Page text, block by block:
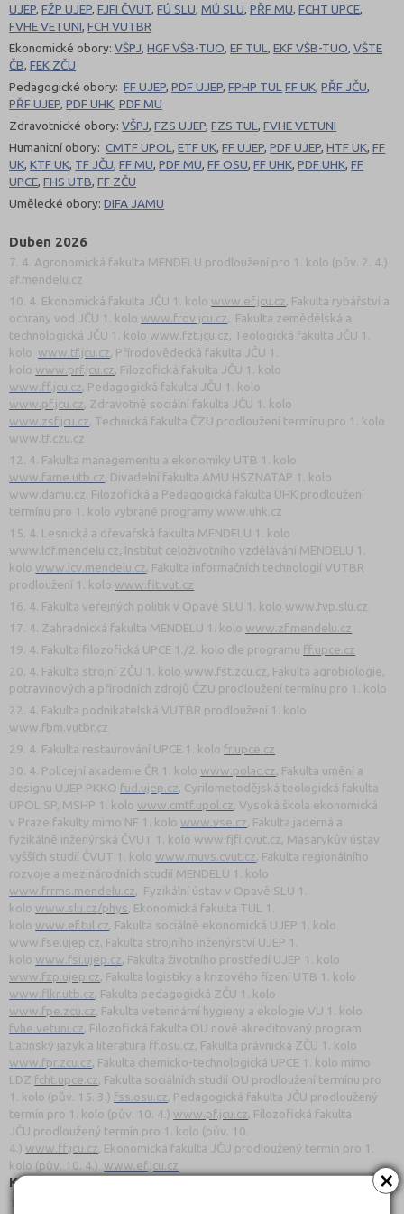
×
UJEP,FŽP UJEP,FJFI ČVUT,FÚ SLU,MÚ SLU,PŘF MU,FCHT UPCE,
FVHE VETUNI,FCH VUTBR
Ekonomické obory:VŠPJ,HGF VŠB-TUO,EF TUL,EKF VŠB-TUO,VŠTE
ČB,FEK ZČU
Pedagogické obory:FF UJEP,PDF UJEP,FPHP TULFF UK,PŘF JČU,
PŘF UJEP,PDF UHK,PDF MU
Zdravotnické obory:VŠPJ,FZS UJEP,FZS TUL,FVHE VETUNI
Humanitní obory:CMTF UPOL,ETF UK,FF UJEP,PDF UJEP,HTF UK,FF
UK,KTF UK, TF JČU,FF MU,PDF MU,FF OSU,FF UHK,PDF UHK,FF
UPCE,FHS UTB,FF ZČU
Umělecké obory:DIFA JAMU
Duben 2026
7. 4. Agronomická fakulta MENDELU prodloužení pro 1. kolo (pův. 2. 4.)
af.mendelu.cz
10. 4. Ekonomická fakulta JČU 1. kolo www.ef.jcu.cz, Fakulta rybářství a
ochrany vod JČU 1. kolo www.frov.jcu.cz, Fakulta zemědělská a
technologická JČU 1. kolo www.fzt.jcu.cz, Teologická fakulta JČU 1.
kolo www.tf.jcu.cz, Přírodovědecká fakulta JČU 1.
kolo www.prf.jcu.cz, Filozofická fakulta JČU 1. kolo
www.ff.jcu.cz, Pedagogická fakulta JČU 1. kolo
www.pf.jcu.cz, Zdravotně sociální fakulta JČU 1. kolo
www.zsf.jcu.cz, Technická fakulta ČZU prodloužení termínu pro 1. kolo
www.tf.czu.cz
12. 4. Fakulta managementu a ekonomiky UTB 1. kolo
www.fame.utb.cz, Divadelní fakulta AMU HSZNATAP 1. kolo
www.damu.cz, Filozofická a Pedagogická fakulta UHK prodloužení
termínu pro 1. kolo vybrané programy www.uhk.cz
15. 4. Lesnická a dřevařská fakulta MENDELU 1. kolo
www.ldf.mendelu.cz, Institut celoživotního vzdělávání MENDELU 1.
kolo www.icv.mendelu.cz, Fakulta informačních technologií VUTBR
prodloužení 1. kolo www.fit.vut.cz
16. 4. Fakulta veřejných politik v Opavě SLU 1. kolo www.fvp.slu.cz
17. 4. Zahradnická fakulta MENDELU 1. kolo www.zf.mendelu.cz
19. 4. Fakulta filozofická UPCE 1./2. kolo dle programu ff.upce.cz
20. 4. Fakulta strojní ZČU 1. kolo www.fst.zcu.cz, Fakulta agrobiologie,
potravinových a přírodních zdrojů ČZU prodloužení termínu pro 1. kolo
22. 4. Fakulta podnikatelská VUTBR prodloužení 1. kolo
www.fbm.vutbr.cz
29. 4. Fakulta restaurování UPCE 1. kolo fr.upce.cz
30. 4. Policejní akademie ČR 1. kolo www.polac.cz, Fakulta umění a
designu UJEP PKKO fud.ujep.cz, Cyrilometodějská teologická fakulta
UPOL SP, MSHP 1. kolo www.cmtf.upol.cz, Vysoká škola ekonomická
v Praze fakulty mimo NF 1. kolo www.vse.cz, Fakulta jaderná a
fyzikálně inženýrská ČVUT 1. kolo www.fjfi.cvut.cz, Masarykův ústav
vyšších studií ČVUT 1. kolo www.muvs.cvut.cz, Fakulta regionálního
rozvoje a mezinárodních studií MENDELU 1. kolo
www.frrms.mendelu.cz, Fyzikální ústav v Opavě SLU 1.
kolo www.slu.cz/phys, Ekonomická fakulta TUL 1.
kolo www.ef.tul.cz, Fakulta sociálně ekonomická UJEP 1. kolo
www.fse.ujep.cz, Fakulta strojního inženýrství UJEP 1.
kolo www.fsi.ujep.cz, Fakulta životního prostředí UJEP 1. kolo
www.fzp.ujep.cz, Fakulta logistiky a krizového řízení UTB 1. kolo
www.flkr.utb.cz, Fakulta pedagogická ZČU 1. kolo
www.fpe.zcu.cz, Fakulta veterinární hygieny a ekologie VU 1. kolo
fvhe.vetuni.cz, Filozofická fakulta OU nově akreditovaný program
Latinský jazyk a literatura ff.osu.cz, Fakulta právnická ZČU 1. kolo
www.fpr.zcu.cz, Fakulta chemicko-technologická UPCE 1. kolo mimo
LDZ fcht.upce.cz, Fakulta sociálních studií OU prodloužení termínu pro
1. kolo (pův. 15. 3.) fss.osu.cz, Pedagogická fakulta JČU prodloužený
termín pro 1. kolo (pův. 10. 4.) www.pf.jcu.cz, Filozofická fakulta
JČU prodloužený termín pro 1. kolo (pův. 10.
4.) www.ff.jcu.cz, Ekonomická fakulta JČU prodloužený termín pro 1.
kolo (pův. 10. 4.) www.ef.jcu.cz
Květen 2026